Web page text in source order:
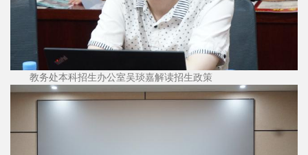
教务处本科招生办公室吴琰嘉解读招生政策